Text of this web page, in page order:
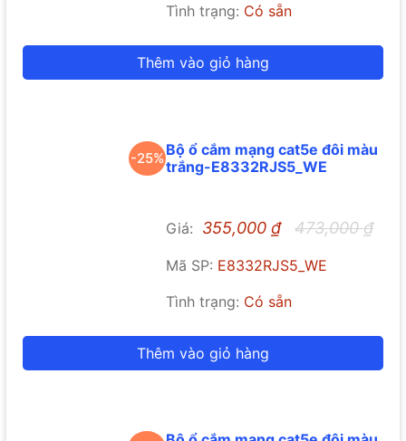
Tình trạng: Có sẵn
Thêm vào giỏ hàng
-25%Bộ ổ cắm mạng cat5e đôi màu
trắng-E8332RJS5_WE
Giá: 355,000₫ 473,000₫
Mã SP: E8332RJS5_WE
Tình trạng: Có sẵn
Thêm vào giỏ hàng